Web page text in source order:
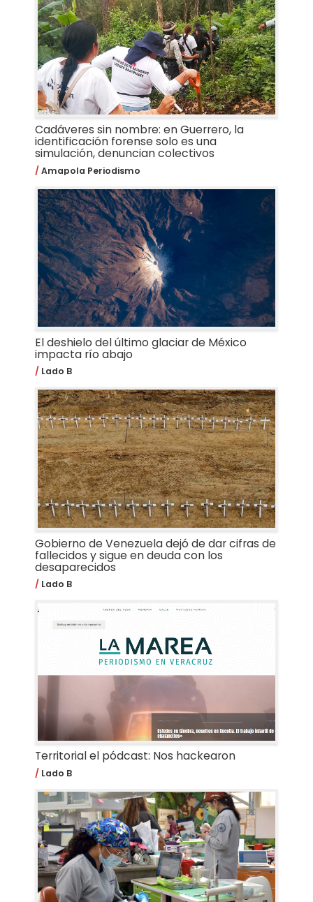
Cadáveres sin nombre: en Guerrero, la
identificación forense solo es una
simulación, denuncian colectivos
Amapola Periodismo
El deshielo del último glaciar de México
impacta río abajo
Lado B
Gobierno de Venezuela dejó de dar cifras de
fallecidos y sigue en deuda con los
desaparecidos
Lado B
Territorial el pódcast: Nos hackearon
Lado B